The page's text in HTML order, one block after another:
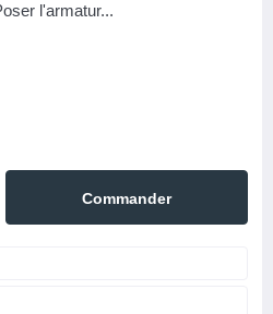
l'armatur...
Commander